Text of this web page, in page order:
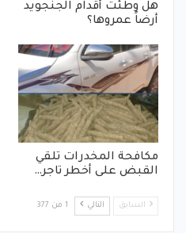
هل وطئت أقدام الجنجويد
أرضاً عمروها؟
مكافحة المخدرات تلقي
القبض على أخطر تاجر…
السابق التالي 1 من 377